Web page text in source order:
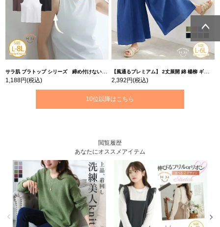
サラ肌 ブラトップ シリーズ 締め付けない リブ タンクトップ | 大きいサイズの通販ならハッピーマリリン
1,188円(税込)
【風通るプレミアム】 2丈展開 綿 楊柳 ギャザー フレア スカンツ 【ウェストゴム】 | 大きいサイズの通販ならハッピーマリリン
2,392円(税込)
10位以降はこちら
閲覧履歴
あなたにオススメアイテム
ページトッ
プへ
ページトッ
プへ